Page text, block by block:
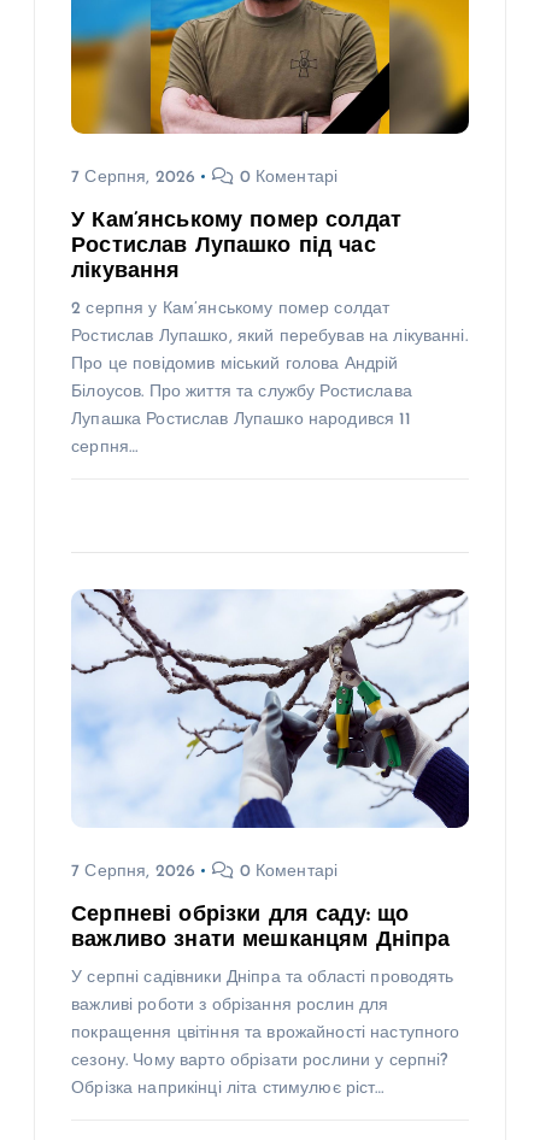
7 Серпня, 2026 0 Коментарі
У Кам’янському помер солдат
Ростислав Лупашко під час
лікування
2 серпня у Кам’янському помер солдат
Ростислав Лупашко, який перебував на лікуванні.
Про це повідомив міський голова Андрій
Білоусов. Про життя та службу Ростислава
Лупашка Ростислав Лупашко народився 11
серпня…
7 Серпня, 2026 0 Коментарі
Серпневі обрізки для саду: що
важливо знати мешканцям Дніпра
У серпні садівники Дніпра та області проводять
важливі роботи з обрізання рослин для
покращення цвітіння та врожайності наступного
сезону. Чому варто обрізати рослини у серпні?
Обрізка наприкінці літа стимулює ріст…